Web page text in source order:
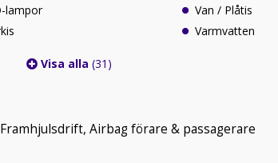
lampor
Van / Plåtis
Varmvatten
Visa alla(31)
Airbag förare & passagerare